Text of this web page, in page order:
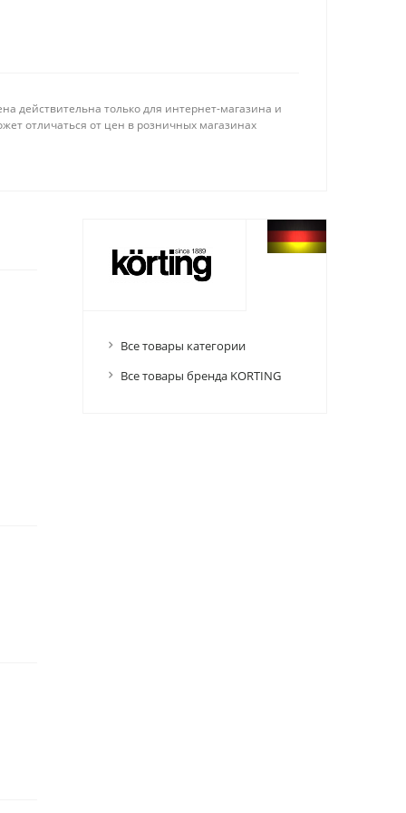
действительна только для интернет-магазина и
отличаться от цен в розничных магазинах
Все товары категории
Все товары бренда KORTING